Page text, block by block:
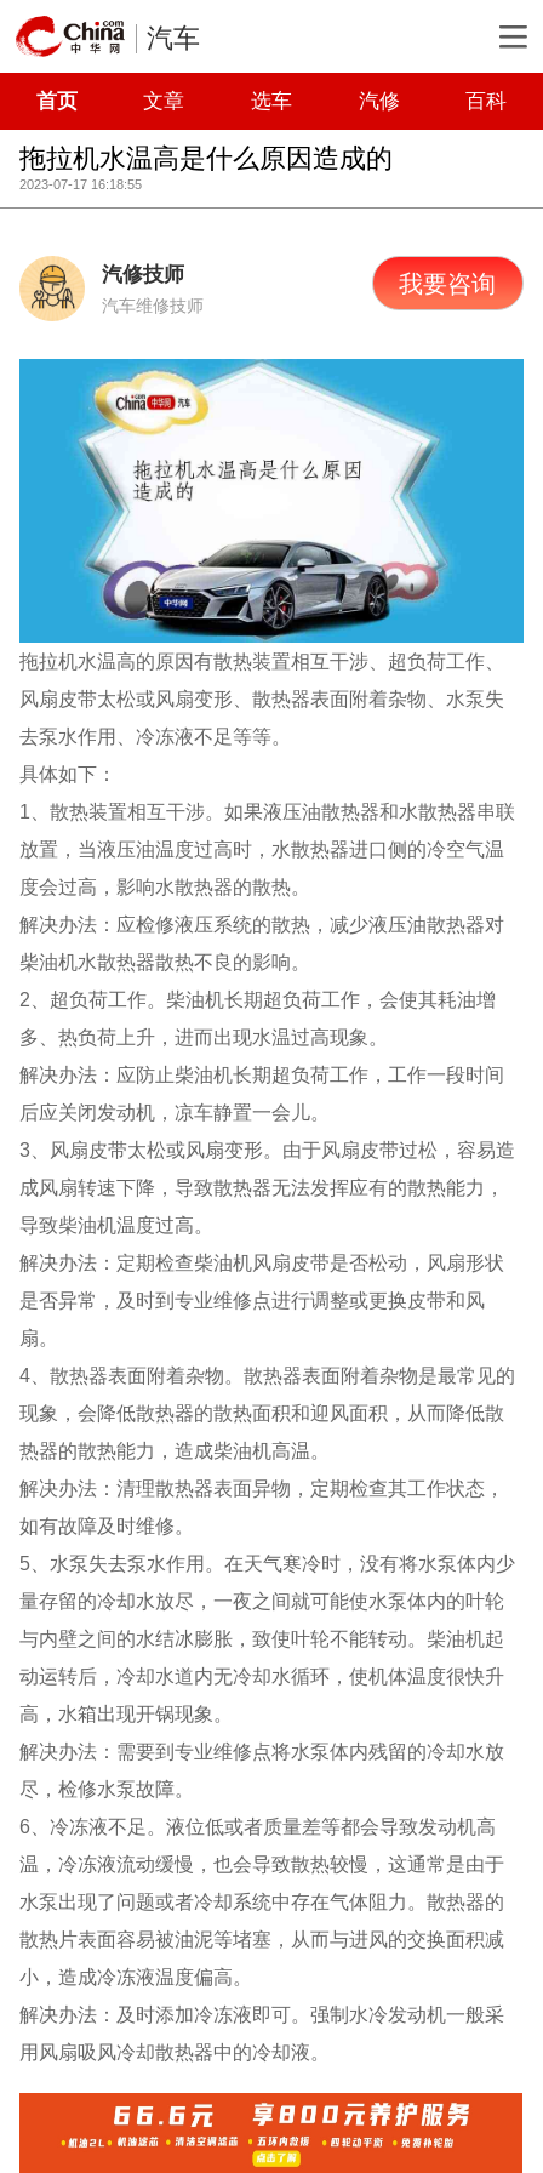
汽车
首页 文章 选车 汽修 百科
拖拉机水温高是什么原因造成的
2023-07-17 16:18:55
汽修技师
汽车维修技师
我要咨询
拖拉机水温高的原因有散热装置相互干涉、超负荷工作、
风扇皮带太松或风扇变形、散热器表面附着杂物、水泵失
去泵水作用、冷冻液不足等等。
具体如下：
1、散热装置相互干涉。如果液压油散热器和水散热器串联
放置，当液压油温度过高时，水散热器进口侧的冷空气温
度会过高，影响水散热器的散热。
解决办法：应检修液压系统的散热，减少液压油散热器对
柴油机水散热器散热不良的影响。
2、超负荷工作。柴油机长期超负荷工作，会使其耗油增
多、热负荷上升，进而出现水温过高现象。
解决办法：应防止柴油机长期超负荷工作，工作一段时间
后应关闭发动机，凉车静置一会儿。
3、风扇皮带太松或风扇变形。由于风扇皮带过松，容易造
成风扇转速下降，导致散热器无法发挥应有的散热能力，
导致柴油机温度过高。
解决办法：定期检查柴油机风扇皮带是否松动，风扇形状
是否异常，及时到专业维修点进行调整或更换皮带和风
扇。
4、散热器表面附着杂物。散热器表面附着杂物是最常见的
现象，会降低散热器的散热面积和迎风面积，从而降低散
热器的散热能力，造成柴油机高温。
解决办法：清理散热器表面异物，定期检查其工作状态，
如有故障及时维修。
5、水泵失去泵水作用。在天气寒冷时，没有将水泵体内少
量存留的冷却水放尽，一夜之间就可能使水泵体内的叶轮
与内壁之间的水结冰膨胀，致使叶轮不能转动。柴油机起
动运转后，冷却水道内无冷却水循环，使机体温度很快升
高，水箱出现开锅现象。
解决办法：需要到专业维修点将水泵体内残留的冷却水放
尽，检修水泵故障。
6、冷冻液不足。液位低或者质量差等都会导致发动机高
温，冷冻液流动缓慢，也会导致散热较慢，这通常是由于
水泵出现了问题或者冷却系统中存在气体阻力。散热器的
散热片表面容易被油泥等堵塞，从而与进风的交换面积减
小，造成冷冻液温度偏高。
解决办法：及时添加冷冻液即可。强制水冷发动机一般采
用风扇吸风冷却散热器中的冷却液。